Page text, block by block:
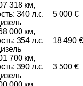
318 км,
340 л.с.
5 000 €
000 км,
354 л.с.
18 490 €
700 км,
390 л.с.
3 500 €
000 км,